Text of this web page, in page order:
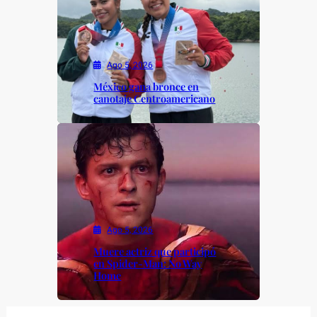
Ago 5, 2026
México gana bronce en
canotaje Centroamericano
Ago 5, 2026
Muere actriz que participó
en Spider-Man: No Way
Home